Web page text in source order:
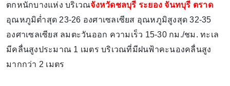
ตกหนักบางแห่ง บริเวณจังหวัดชลบุรี ระยอง จันทบุรี ตราด
อุณหภูมิต่ำสุด 23-26 องศาเซลเซียส อุณหภูมิสูงสุด 32-35
องศาเซลเซียส ลมตะวันออก ความเร็ว 15-30 กม./ชม. ทะเล
มีคลื่นสูงประมาณ 1 เมตร บริเวณที่มีฝนฟ้าคะนองคลื่นสูง
มากกว่า 2 เมตร